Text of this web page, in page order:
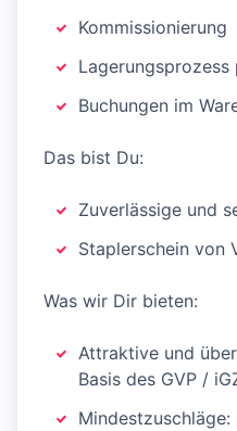
Kommissionierung
Lagerungsprozess
Buchungen im
Das bist Du:
Zuverlässige und
Staplerschein von
Was wir Dir bieten:
Attraktive und
Basis des GVP /